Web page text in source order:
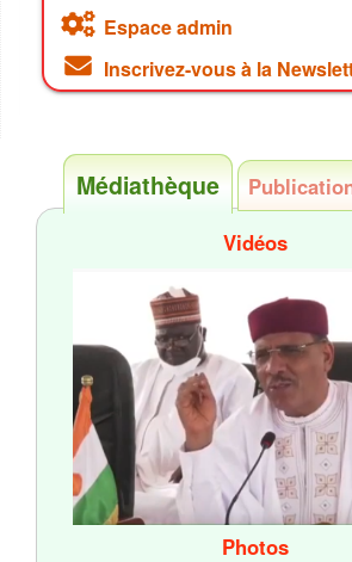
Espace admin
Inscrivez-vous à la
Médiathèque
Vidéos
Photos